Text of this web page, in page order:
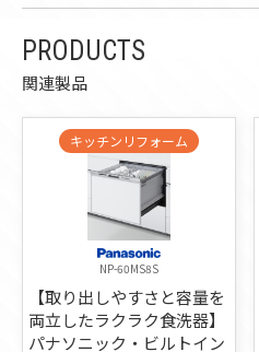
PRODUCTS
関連製品
キッチンリフォーム
NP-60MS8S
【取り出しやすさと容量を
両立したラクラク食洗器】
パナソニック・ビルトイン